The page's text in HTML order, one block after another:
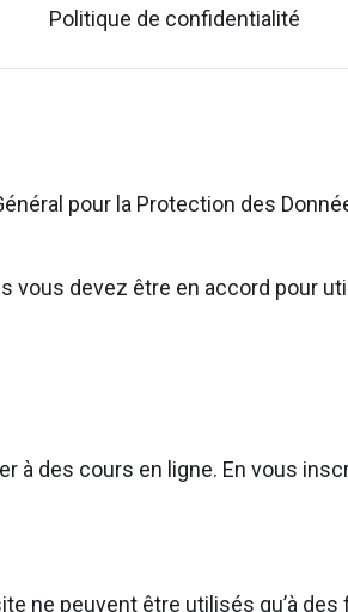
Politique de confidentialité
pour la Protection des
devez être en accord pour
à des cours en ligne. En vous
ne peuvent être utilisés qu’à